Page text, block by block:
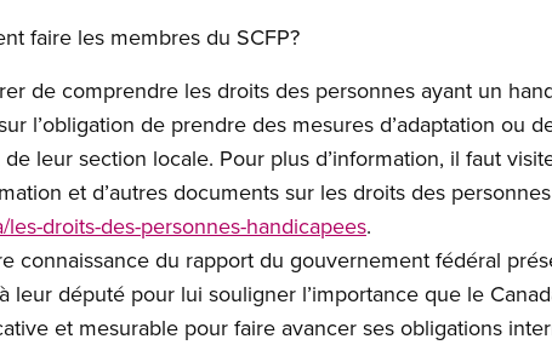
faire les membres du SCFP?
de comprendre les droits des personnes ayant un
l’obligation de prendre des mesures d’adaptation ou
leur section locale. Pour plus d’information, il faut
et d’autres documents sur les droits des
les-droits-des-personnes-handicapees.
connaissance du rapport du gouvernement fédéral
leur député pour lui souligner l’importance que le
et mesurable pour faire avancer ses obligations